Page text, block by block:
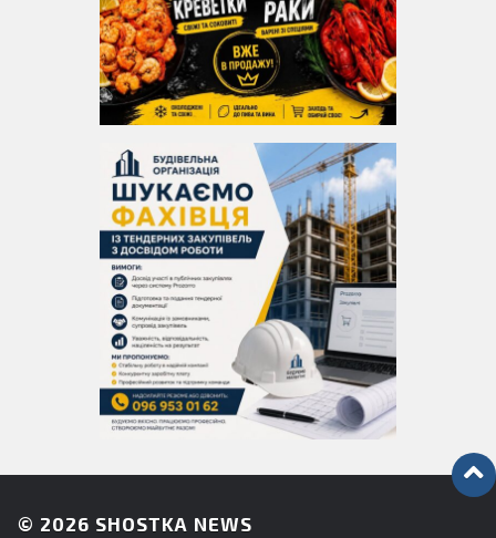
© 2026 SHOSTKA NEWS